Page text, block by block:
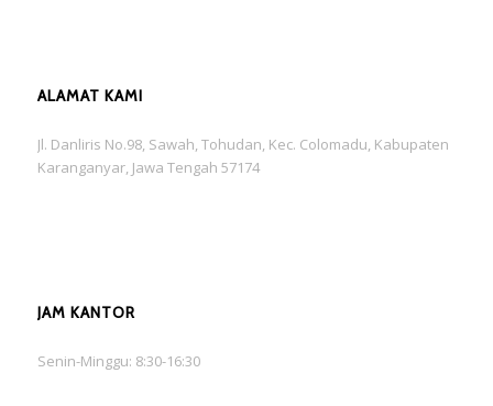
ALAMAT KAMI
Jl. Danliris No.98, Sawah, Tohudan, Kec. Colomadu, Kabupaten
Karanganyar, Jawa Tengah 57174
JAM KANTOR
Senin-Minggu: 8:30-16:30